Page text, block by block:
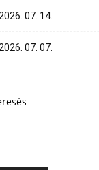
07. 14.
07. 07.